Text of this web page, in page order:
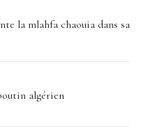
la mlahfa chaouia dans sa
algérien